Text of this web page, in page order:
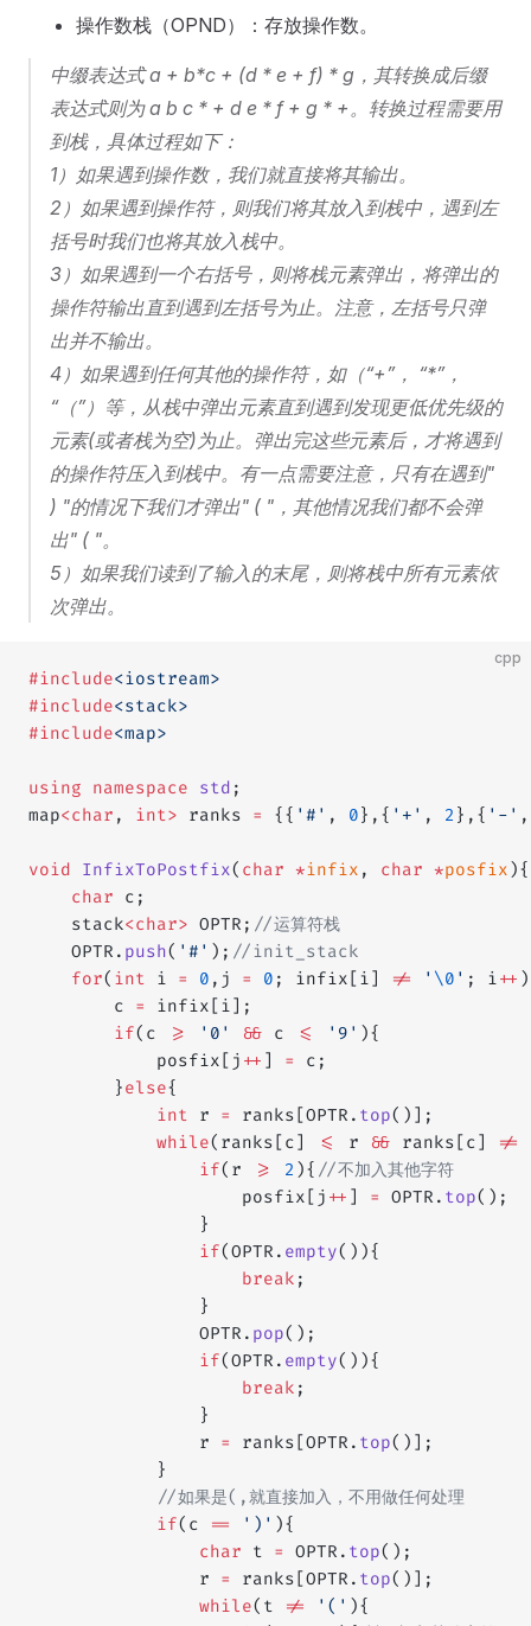
操作数栈（OPND）：存放操作数。
中缀表达式 a + b*c + (d * e + f) * g，其转换成后缀
表达式则为 a b c * + d e * f + g * +。转换过程需要用
到栈，具体过程如下：
1）如果遇到操作数，我们就直接将其输出。
2）如果遇到操作符，则我们将其放入到栈中，遇到左
括号时我们也将其放入栈中。
3）如果遇到一个右括号，则将栈元素弹出，将弹出的
操作符输出直到遇到左括号为止。注意，左括号只弹
出并不输出。
4）如果遇到任何其他的操作符，如（“+”， “*”，
“（”）等，从栈中弹出元素直到遇到发现更低优先级的
元素(或者栈为空)为止。弹出完这些元素后，才将遇到
的操作符压入到栈中。有一点需要注意，只有在遇到"
) "的情况下我们才弹出" ( "，其他情况我们都不会弹
出" ( "。
5）如果我们读到了输入的末尾，则将栈中所有元素依
次弹出。
cpp
#include<iostream>
#include<stack>
#include<map>
using namespace std ;
map<char , int> ranks = {{ '#' , 0 },{ '+' , 2 },{ '-'
void InfixToPostfix( char *infix , char *posfix ){
    char
c;
    stack
<char> OPTR; //运算符栈
    OPTR.
push( '#' ); //init_stack
    for
( int i = 0 ,j = 0 ; infix[i] != ' \0 ' ; i++
        c
=
infix[i];
        if
(c >= '0' && c <= '9' ){
            posfix[j
++ ] =
c;
        }
else{
            int
r = ranks[OPTR. top()];
            while
(ranks[c] <= r && ranks[c] !=
                if
(r >= 2 ){ //不加入其他字符
                    posfix[j
++ ] = OPTR. top();
                }
                if
(OPTR. empty()){
                    break
;
                }
                OPTR.
pop();
                if
(OPTR. empty()){
                    break
;
                }
                r
= ranks[OPTR. top()];
            }
            //如果是(,就直接加入，不用做任何处理
            if
(c == ')' ){
                char
t = OPTR. top();
                r
= ranks[OPTR. top()];
                while
(t != '(' ){